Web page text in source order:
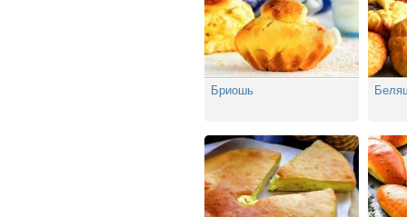
Бриошь